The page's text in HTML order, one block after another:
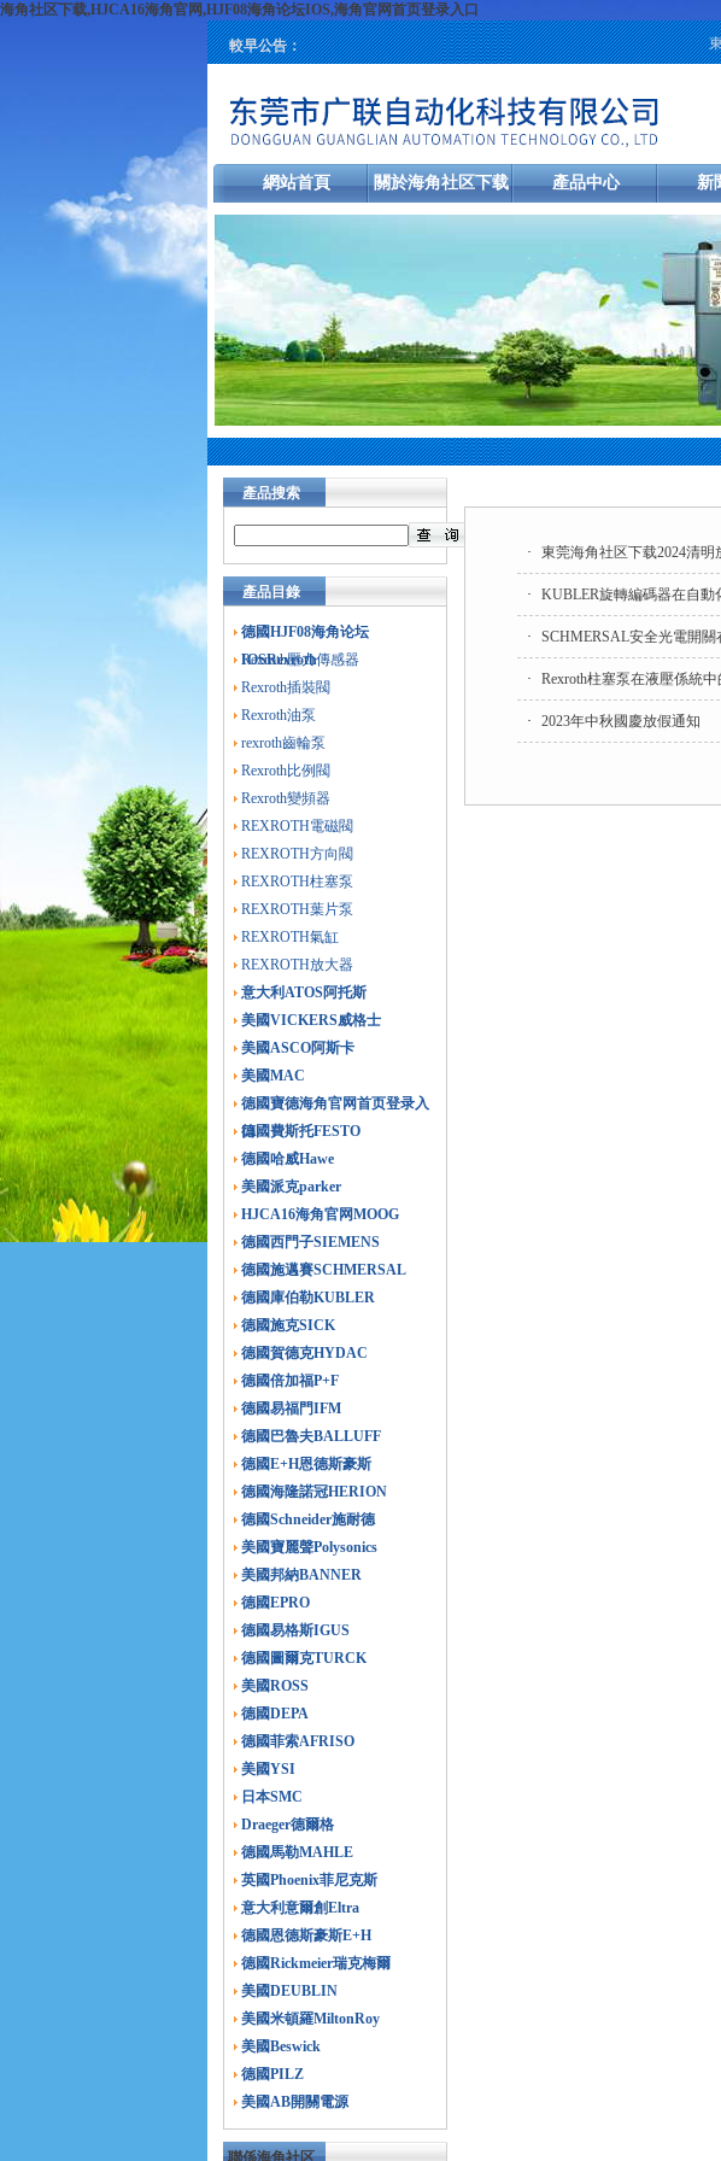
海角社区下载,HJCA16海角官网,HJF08海角论坛IOS,海角官网首页登录入口
較早公告： 東莞
網站首頁 關於海角社区下载 產品中心 新
產品搜索
產品目錄
德國HJF08海角论坛
IOSRexroth
Rexroth壓力傳感器
Rexroth插裝閥
Rexroth油泵
rexroth齒輪泵
Rexroth比例閥
Rexroth變頻器
REXROTH電磁閥
REXROTH方向閥
REXROTH柱塞泵
REXROTH葉片泵
REXROTH氣缸
REXROTH放大器
意大利ATOS阿托斯
美國VICKERS威格士
美國ASCO阿斯卡
美國MAC
德國寶德海角官网首页登录入
口
德國費斯托FESTO
德國哈威Hawe
美國派克parker
HJCA16海角官网MOOG
德國西門子SIEMENS
德國施邁賽SCHMERSAL
德國庫伯勒KUBLER
德國施克SICK
德國賀德克HYDAC
德國倍加福P+F
德國易福門IFM
德國巴魯夫BALLUFF
德國E+H恩德斯豪斯
德國海隆諾冠HERION
德國Schneider施耐德
美國寶麗聲Polysonics
美國邦納BANNER
德國EPRO
德國易格斯IGUS
德國圖爾克TURCK
美國ROSS
德國DEPA
德國菲索AFRISO
美國YSI
日本SMC
Draeger德爾格
德國馬勒MAHLE
英國Phoenix菲尼克斯
意大利意爾創Eltra
德國恩德斯豪斯E+H
德國Rickmeier瑞克梅爾
美國DEUBLIN
美國米頓羅MiltonRoy
美國Beswick
德國PILZ
美國AB開關電源
聯係海角社区
· 東莞海角社区下载2024清明
· KUBLER旋轉編碼器在自動
· SCHMERSAL安全光電開
· Rexroth柱塞泵在液壓係統
· 2023年中秋國慶放假通知